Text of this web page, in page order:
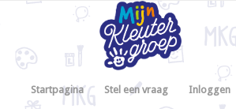
Startpagina Stel een vraag Inloggen